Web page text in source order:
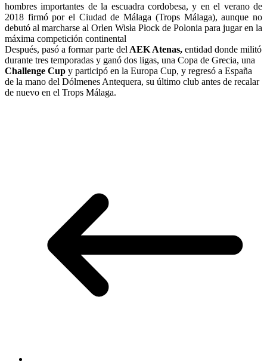
hombres importantes de la escuadra cordobesa, y en el verano de
2018 firmó por el Ciudad de Málaga (Trops Málaga), aunque no
debutó al marcharse al Orlen Wisła Płock de Polonia para jugar en la
máxima competición continental
Después, pasó a formar parte del AEK Atenas, entidad donde militó
durante tres temporadas y ganó dos ligas, una Copa de Grecia, una
Challenge Cup y participó en la Europa Cup, y regresó a España
de la mano del Dólmenes Antequera, su último club antes de recalar
de nuevo en el Trops Málaga.